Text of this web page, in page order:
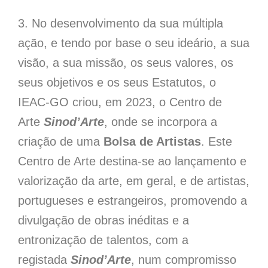
3. No desenvolvimento da sua múltipla
ação, e tendo por base o seu ideário, a sua
visão, a sua missão, os seus valores, os
seus objetivos e os seus Estatutos, o
IEAC-GO criou, em 2023, o Centro de
Arte Sinod’Arte, onde se incorpora a
criação de uma Bolsa de Artistas. Este
Centro de Arte destina-se ao lançamento e
valorização da arte, em geral, e de artistas,
portugueses e estrangeiros, promovendo a
divulgação de obras inéditas e a
entronização de talentos, com a
registada Sinod’Arte, num compromisso